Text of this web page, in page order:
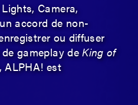
Camera,
accord de non-
ou diffuser
gameplay deKing of
ALPHA! est